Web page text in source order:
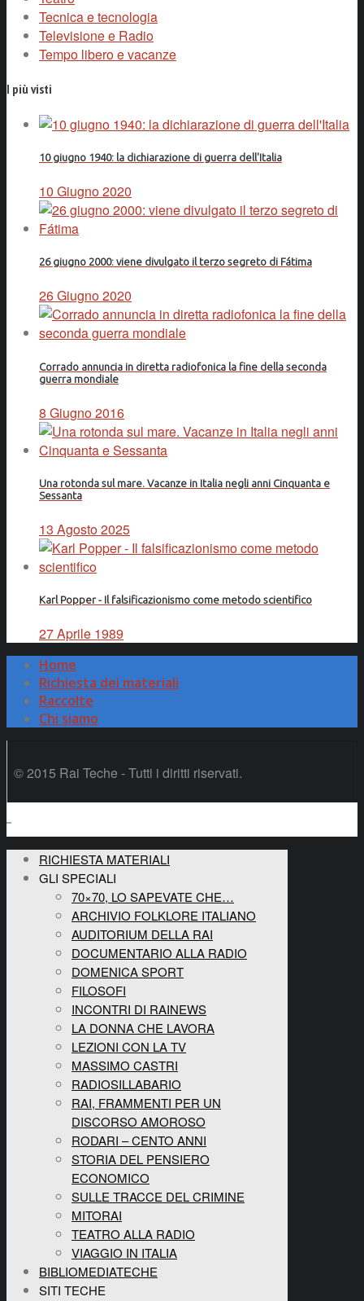
Tecnica e tecnologia
Televisione e Radio
Tempo libero e vacanze
I più visti
10 giugno 1940: la dichiarazione di guerra dell'Italia
10 Giugno 2020
26 giugno 2000: viene divulgato il terzo segreto di Fátima
26 Giugno 2020
Corrado annuncia in diretta radiofonica la fine della seconda
guerra mondiale
8 Giugno 2016
Una rotonda sul mare. Vacanze in Italia negli anni Cinquanta e
Sessanta
13 Agosto 2025
Karl Popper - Il falsificazionismo come metodo scientifico
27 Aprile 1989
Home
Richiesta dei materiali
Raccolte
Chi siamo
© 2015 Rai Teche - Tutti i diritti riservati.
RICHIESTA MATERIALI
GLI SPECIALI
70×70, LO SAPEVATE CHE…
ARCHIVIO FOLKLORE ITALIANO
AUDITORIUM DELLA RAI
DOCUMENTARIO ALLA RADIO
DOMENICA SPORT
FILOSOFI
INCONTRI DI RAINEWS
LA DONNA CHE LAVORA
LEZIONI CON LA TV
MASSIMO CASTRI
RADIOSILLABARIO
RAI, FRAMMENTI PER UN
DISCORSO AMOROSO
RODARI – CENTO ANNI
STORIA DEL PENSIERO
ECONOMICO
SULLE TRACCE DEL CRIMINE
MITORAI
TEATRO ALLA RADIO
VIAGGIO IN ITALIA
BIBLIOMEDIATECHE
SITI TECHE